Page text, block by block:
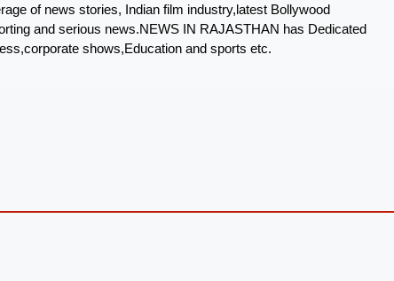
of news stories, Indian film industry,latest Bollywood
and serious news.NEWS IN RAJASTHAN has Dedicated
shows,Education and sports etc.